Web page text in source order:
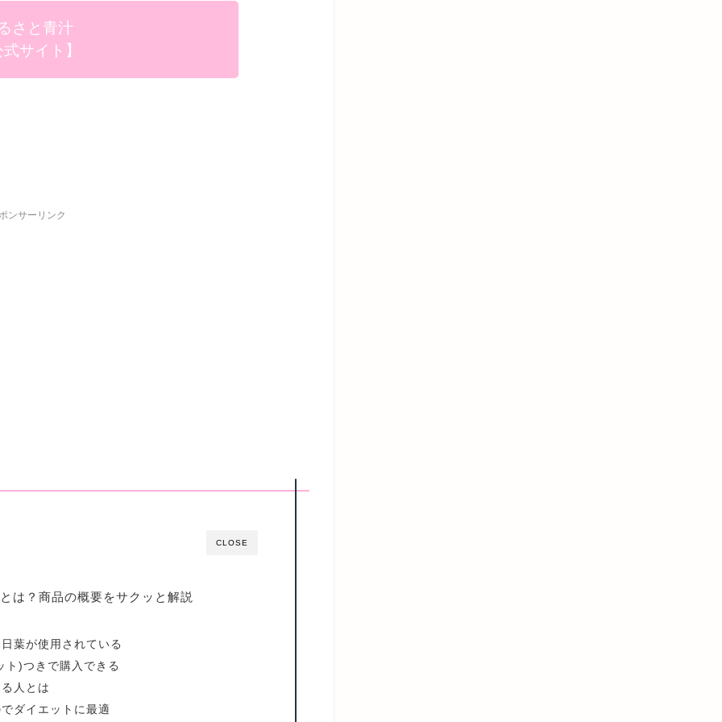
さと青汁
式サイト】
ンサーリンク
CLOSE
は？商品の概要をサクッと解説
葉が使用されている
ト)つきで購入できる
人とは
ダイエットに最適